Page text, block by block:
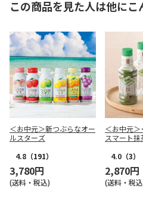
この商品を見た人は他に
＜お中元＞新つぶらなオー
ルスターズ
4.8 （191）
3,780円
(送料・税込)
＜お中元
スマート
4.0 （3）
2,870円
(送料・税